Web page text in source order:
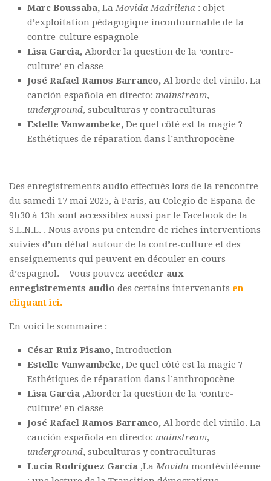
Marc Boussaba, LaMovida Madrileña : objet
d’exploitation pédagogique incontournable de la
contre-culture espagnole
Lisa Garcia, Aborder la question de la ‘contre-
culture’ en classe
José Rafael Ramos Barranco, Al borde del vinilo. La
canción española en directo: mainstream,
underground, subculturas y contraculturas
Estelle Vanwambeke, De quel côté est la magie ?
Esthétiques de réparation dans l’anthropocène
Des enregistrements audio effectués lors de la rencontre
du samedi 17 mai 2025, à Paris, au Colegio de España de
9h30 à 13h sont accessibles aussi par le Facebook de la
S.L.N.L. . Nous avons pu entendre de riches interventions
suivies d’un débat autour de la contre-culture et des
enseignements qui peuvent en découler en cours
d’espagnol. Vous pouvez accéder aux
enregistrements audio des certains intervenants en
cliquant ici.
En voici le sommaire :
César Ruiz Pisano, Introduction
Estelle Vanwambeke, De quel côté est la magie ?
Esthétiques de réparation dans l’anthropocène
Lisa Garcia ,Aborder la question de la ‘contre-
culture’ en classe
José Rafael Ramos Barranco, Al borde del vinilo. La
canción española en directo: mainstream,
underground, subculturas y contraculturas
Lucía Rodríguez García ,LaMovida montévidéenne